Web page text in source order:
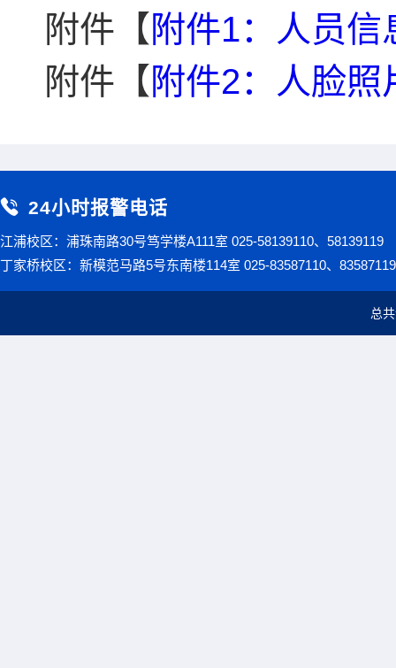
附件【 附件1：人员
附件【 附件2：人脸
24小时报警电话
江浦校区：浦珠南路30号笃学楼A111室 025-58139110、58139119
丁家桥校区：新模范马路5号东南楼114室 025-83587110、83587119
总